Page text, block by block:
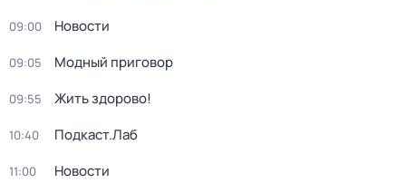
09:00 Новости
09:05 Модный приговор
09:55 Жить здорово!
10:40 Подкаст.Лаб
11:00 Новости